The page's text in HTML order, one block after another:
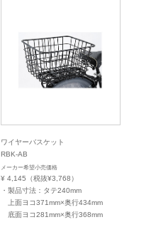
ワイヤーバスケット
RBK-AB
メーカー希望小売価格
¥ 4,145（税抜¥3,768）
・製品寸法：タテ240mm
上面ヨコ371mm×奥行434mm
底面ヨコ281mm×奥行368mm